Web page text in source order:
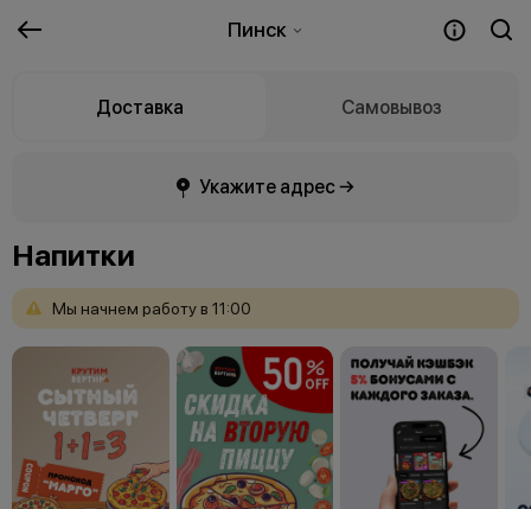
Пинск
Доставка Самовывоз
Укажите адрес →
Напитки
Мы начнем работу в 11:00